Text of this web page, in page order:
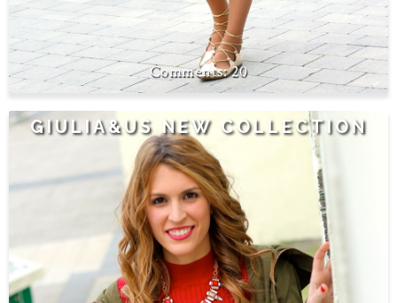
20
GIULIA&US NEW COLLECTION